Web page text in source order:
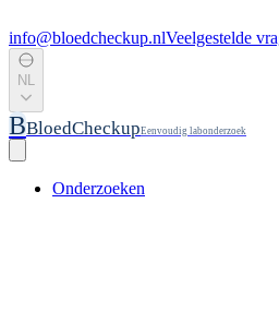
info@bloedcheckup.nlVeelgestelde
NL
BBloedCheckupEenvoudig labonderzoek
Onderzoeken